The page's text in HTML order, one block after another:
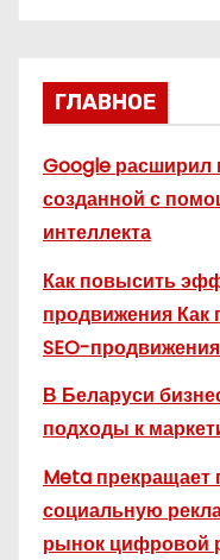
ГЛАВНОЕ
Google расширил
созданной с
интеллекта
Как повысить
продвижения
SEO-
В Беларуси
подходы к
Meta прекращает
социальную
рынок цифровой